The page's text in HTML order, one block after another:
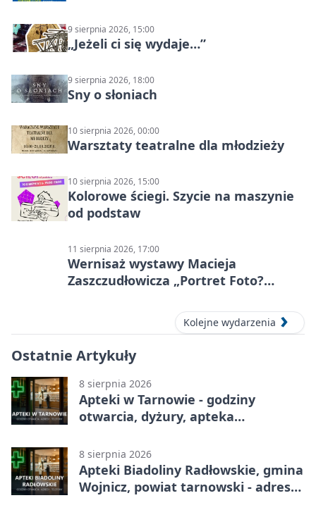
9 sierpnia 2026, 15:00
„Jeżeli ci się wydaje…”
9 sierpnia 2026, 18:00
Sny o słoniach
10 sierpnia 2026, 00:00
Warsztaty teatralne dla młodzieży
10 sierpnia 2026, 15:00
Kolorowe ściegi. Szycie na maszynie
od podstaw
11 sierpnia 2026, 17:00
Wernisaż wystawy Macieja
Zaszczudłowicza „Portret Foto?
Kolejne wydarzenia
Ostatnie Artykuły
8 sierpnia 2026
Apteki w Tarnowie - godziny
otwarcia, dyżury, apteka
8 sierpnia 2026
Apteki Biadoliny Radłowskie, gmina
Wojnicz, powiat tarnowski - adresy,